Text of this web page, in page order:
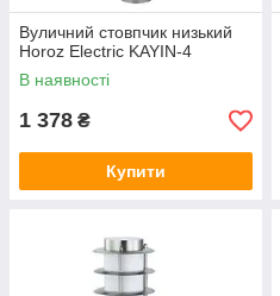
Вуличний стовпчик низький
Horoz Electric KAYIN-4
В наявності
1 378 ₴
Купити